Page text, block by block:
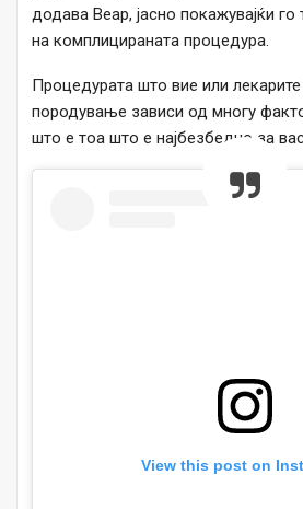
додава Веар, јасно покажувајќи го
на комплицираната процедура.
Процедурата што вие или лекарите
породување зависи од многу
што е тоа што е најбезбедно за
View this post on